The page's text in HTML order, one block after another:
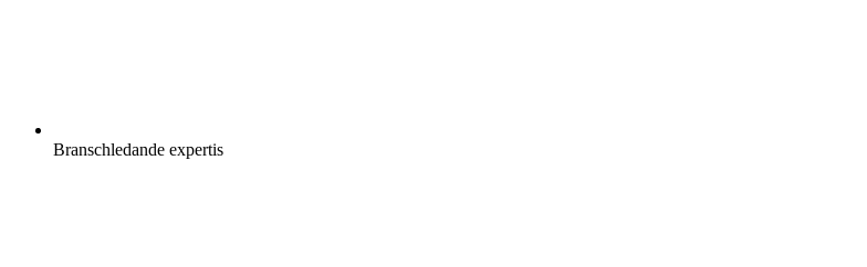
Branschledande expertis